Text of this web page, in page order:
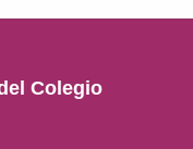
Colegio